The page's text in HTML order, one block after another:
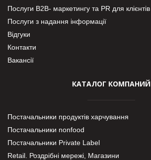
Послуги В2В- маркетингу та PR для клієнтів
Послуги з надання інформації
Відгуки
Контакти
Вакансії
КАТАЛОГ КОМПАНИЙ
Постачальники продуктів харчування
Постачальники nonfood
Постачальники Private Label
Retail. Роздрібні мережі, Магазини